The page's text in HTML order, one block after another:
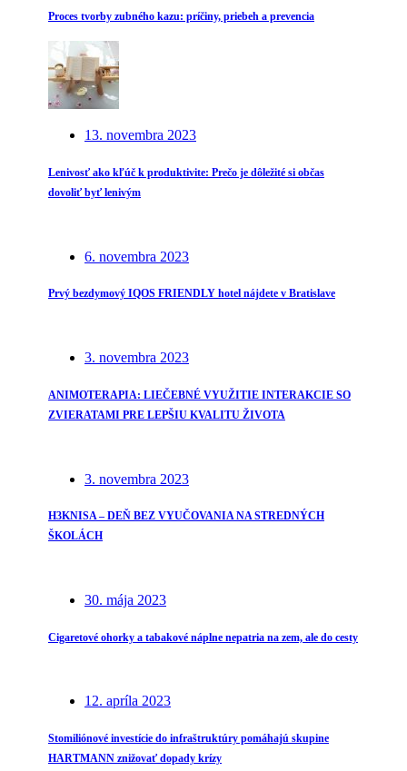
Proces tvorby zubného kazu: príčiny, priebeh a prevencia
13. novembra 2023
Lenivosť ako kľúč k produktivite: Prečo je dôležité si občas
dovoliť byť lenivým
6. novembra 2023
Prvý bezdymový IQOS FRIENDLY hotel nájdete v Bratislave
3. novembra 2023
ANIMOTERAPIA: LIEČEBNÉ VYUŽITIE INTERAKCIE SO
ZVIERATAMI PRE LEPŠIU KVALITU ŽIVOTA
3. novembra 2023
H3KNISA – DEŇ BEZ VYUČOVANIA NA STREDNÝCH
ŠKOLÁCH
30. mája 2023
Cigaretové ohorky a tabakové náplne nepatria na zem, ale do cesty
12. apríla 2023
Stomiliónové investície do infraštruktúry pomáhajú skupine
HARTMANN znižovať dopady krízy